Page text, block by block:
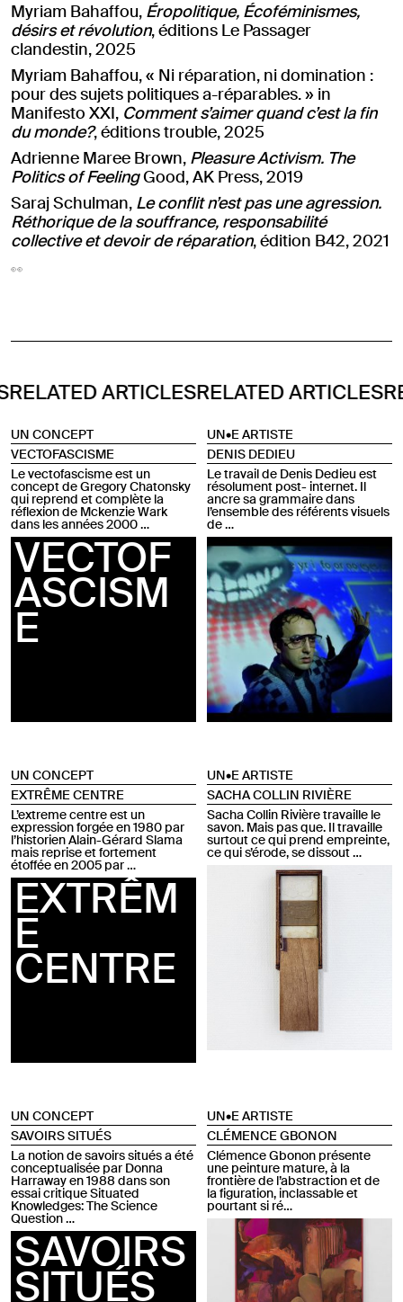
Myriam Bahaffou, Éropolitique, Écoféminismes,
désirs et révolution, éditions Le Passager
clandestin, 2025
Myriam Bahaffou, « Ni réparation, ni domination :
pour des sujets politiques a-réparables. » in
Manifesto XXI, Comment s’aimer quand c’est la fin
du monde?, éditions trouble, 2025
Adrienne Maree Brown, Pleasure Activism. The
Politics of FeelingGood, AK Press, 2019
Saraj Schulman, Le conflit n’est pas une agression.
Réthorique de la souffrance, responsabilité
collective et devoir de réparation, édition B42, 2021
👀
ARTICLESRELATED ARTICLES
UN CONCEPT
VECTOFASCISME
Le vectofascisme est un
concept de Gregory Chatonsky
qui reprend et complète la
réflexion de Mckenzie Wark
dans les années 2000 …
VECTOF
ASCISM
E
UN•E ARTISTE
DENIS DEDIEU
Le travail de Denis Dedieu est
résolument post- internet. Il
ancre sa grammaire dans
l’ensemble des référents visuels
de …
UN CONCEPT
EXTRÊME CENTRE
L’extreme centre est un
expression forgée en 1980 par
l’historien Alain-Gérard Slama
mais reprise et fortement
étoffée en 2005 par …
EXTRÊM
E
CENTRE
UN•E ARTISTE
SACHA COLLIN RIVIÈRE
Sacha Collin Rivière travaille le
savon. Mais pas que. Il travaille
surtout ce qui prend empreinte,
ce qui s’érode, se dissout …
UN CONCEPT
SAVOIRS SITUÉS
La notion de savoirs situés a été
conceptualisée par Donna
Harraway en 1988 dans son
essai critique Situated
Knowledges: The Science
Question …
SAVOIRS
SITUÉS
UN•E ARTISTE
CLÉMENCE GBONON
Clémence Gbonon présente
une peinture mature, à la
frontière de l’abstraction et de
la figuration, inclassable et
pourtant si ré…